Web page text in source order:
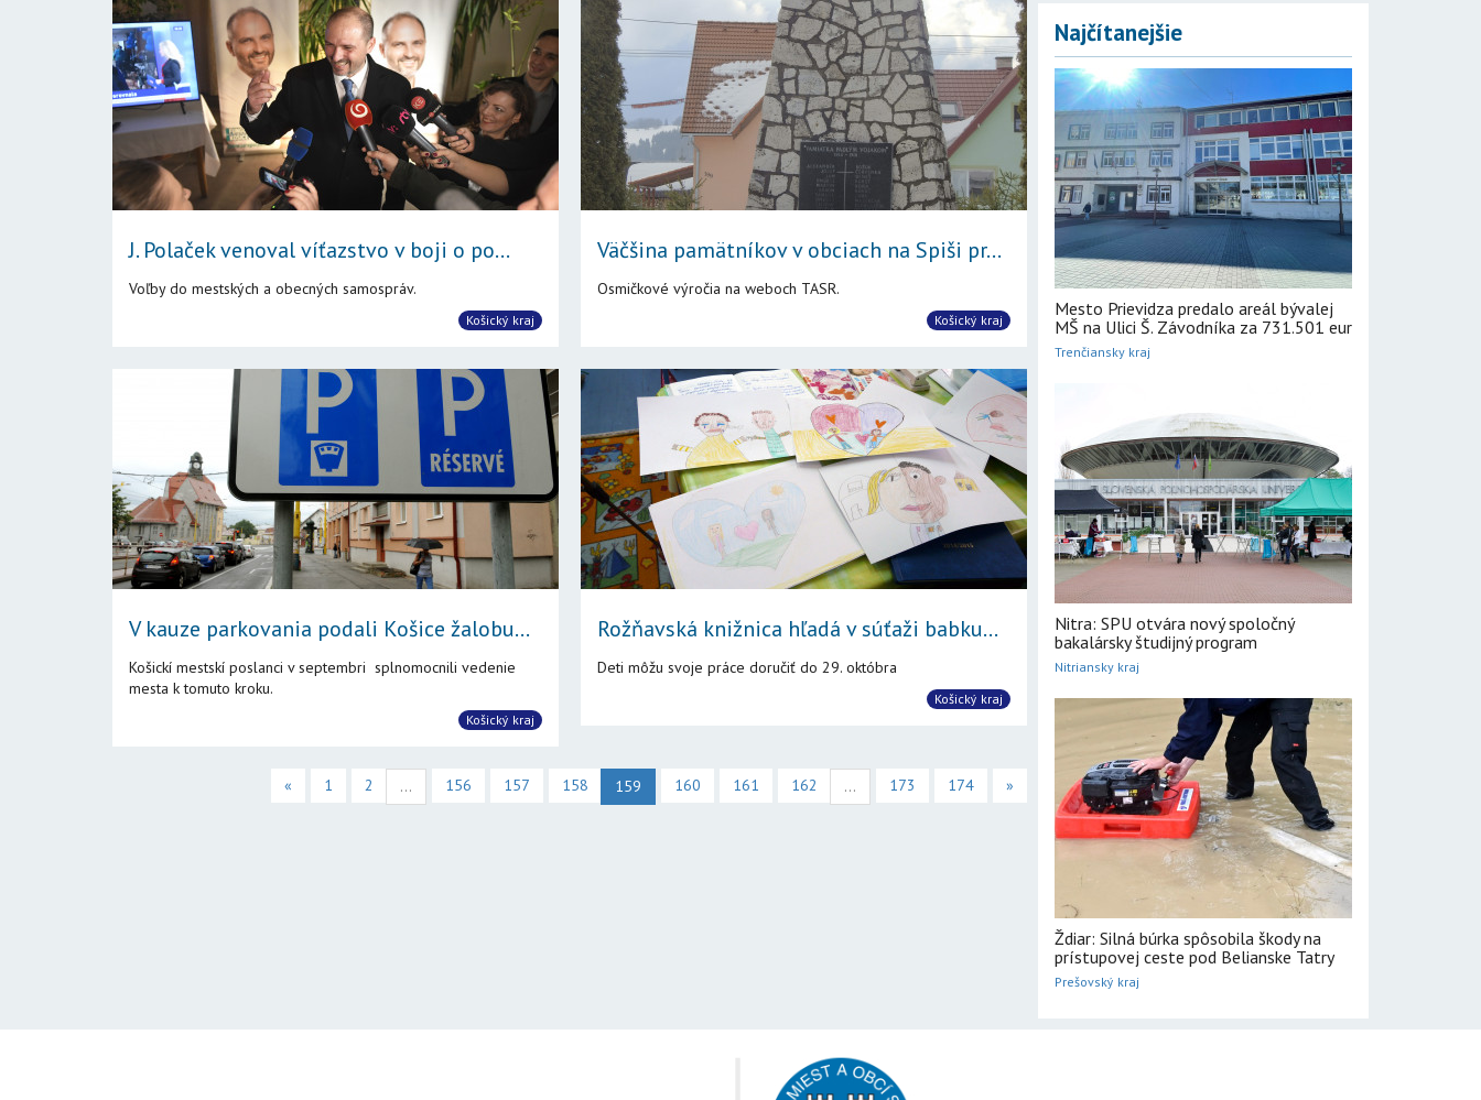
J. Polaček venoval víťazstvo v boji o po...
Voľby do mestských a obecných samospráv.
Košický kraj
Väčšina pamätníkov v obciach na Spiši pr...
Osmičkové výročia na weboch TASR.
Košický kraj
V kauze parkovania podali Košice žalobu...
Košickí mestskí poslanci v septembri splnomocnili vedenie
mesta k tomuto kroku.
Košický kraj
Rožňavská knižnica hľadá v súťaži babku...
Deti môžu svoje práce doručiť do 29. októbra
Košický kraj
« 1 2 ... 156 157 158 159 160 161 162 ... 173 174 »
Najčítanejšie
Mesto Prievidza predalo areál bývalej
MŠ na Ulici Š. Závodníka za 731.501 eur
Trenčiansky kraj
Nitra: SPU otvára nový spoločný
bakalársky študijný program
Nitriansky kraj
Ždiar: Silná búrka spôsobila škody na
prístupovej ceste pod Belianske Tatry
Prešovský kraj